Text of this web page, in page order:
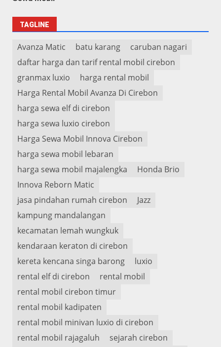
TAGLINE
Avanza Matic batu karang
caruban nagari
daftar harga dan tarif rental mobil cirebon
granmax luxio
harga rental mobil
Harga Rental Mobil Avanza Di Cirebon
harga sewa elf di cirebon
harga sewa luxio cirebon
Harga Sewa Mobil Innova Cirebon
harga sewa mobil lebaran
harga sewa mobil majalengka
Honda Brio
Innova Reborn Matic
jasa pindahan rumah cirebon
Jazz
kampung mandalangan
kecamatan lemah wungkuk
kendaraan keraton di cirebon
kereta kencana singa barong
luxio
rental elf di cirebon
rental mobil
rental mobil cirebon timur
rental mobil kadipaten
rental mobil minivan luxio di cirebon
rental mobil rajagaluh
sejarah cirebon